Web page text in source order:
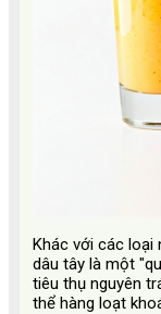
Khác với các loại
dâu tây là một
tiêu thụ nguyên
thể hàng loạt